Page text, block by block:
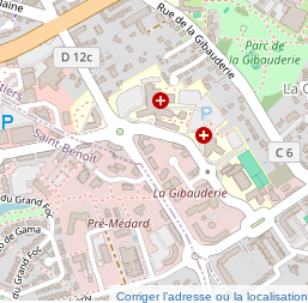
Corriger l’adresse ou la localisation